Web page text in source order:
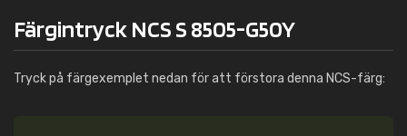
Färgintryck NCS S 8505-G50Y
Tryck på färgexemplet nedan för att förstora denna NCS-färg: